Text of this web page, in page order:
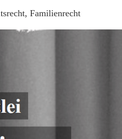
Familienrecht